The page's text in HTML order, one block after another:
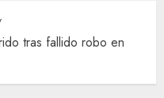
tras fallido robo en